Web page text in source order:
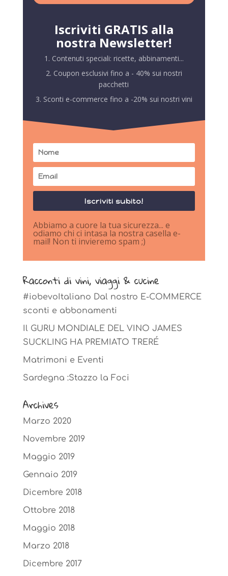
Iscriviti GRATIS alla
nostra Newsletter!
1. Contenuti speciali: ricette, abbinamenti...
2. Coupon esclusivi fino a - 40% sui nostri
pacchetti
3. Sconti e-commerce fino a -20% sui nostri vini
Iscriviti subito!
Abbiamo a cuore la tua sicurezza... e
odiamo chi ci intasa la nostra casella e-
mail! Non ti invieremo spam ;)
Racconti di vini, viaggi & cucine
#iobevoItaliano Dal nostro E-COMMERCE
sconti e abbonamenti
Il GURU MONDIALE DEL VINO JAMES
SUCKLING HA PREMIATO TRERÉ
Matrimoni e Eventi
Sardegna :Stazzo la Foci
Archives
Marzo 2020
Novembre 2019
Maggio 2019
Gennaio 2019
Dicembre 2018
Ottobre 2018
Maggio 2018
Marzo 2018
Dicembre 2017